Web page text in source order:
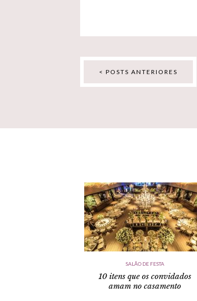
< POSTS ANTERIORES
SALÃO DE FESTA
10 itens que os convidados
amam no casamento